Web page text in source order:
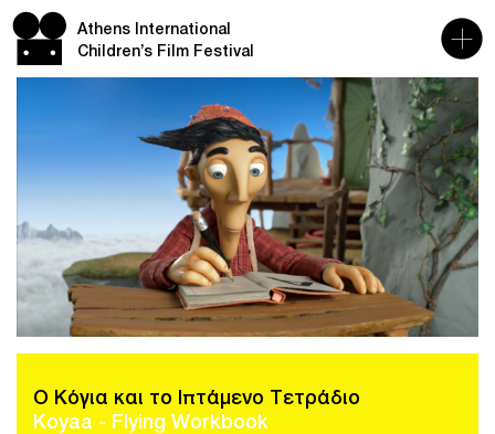
Athens International
Children’s Film Festival
O Κόγια και το Ιπτάμενο Τετράδιο
Koyaa - Flying Workbook